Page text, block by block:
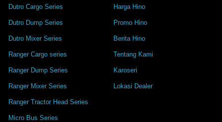
Dutro Cargo Series
Dutro Dump Series
Dutro Mixer Series
Ranger Cargo series
Ranger Dump Series
Ranger Mixer Series
Ranger Tractor Head Series
Micro Bus Series
Harga Hino
Promo Hino
Berita Hino
Tentang Kami
Karoseri
Lokasi Dealer